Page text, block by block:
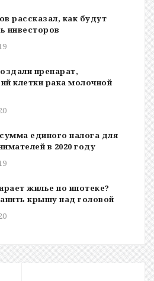
рассказал, как будут
инвесторов
препарат,
клетки рака молочной
единого налога для
в 2020 году
жилье по ипотеке?
крышу над головой